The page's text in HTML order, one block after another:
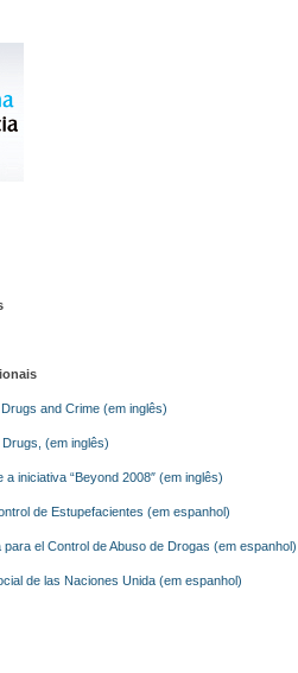
and Crime (em inglês)
(em inglês)
iniciativa “Beyond 2008″ (em inglês)
de Estupefacientes (em espanhol)
el Control de Abuso de Drogas (em espanhol)
de las Naciones Unida (em espanhol)